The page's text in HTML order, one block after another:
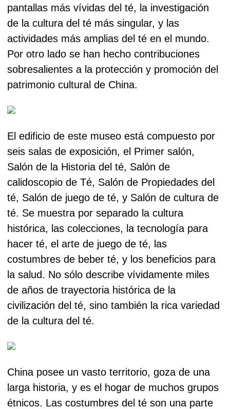
pantallas más vívidas del té, la investigación
de la cultura del té más singular, y las
actividades más amplias del té en el mundo.
Por otro lado se han hecho contribuciones
sobresalientes a la protección y promoción del
patrimonio cultural de China.
El edificio de este museo está compuesto por
seis salas de exposición, el Primer salón,
Salón de la Historia del té, Salón de
calidoscopio de Té, Salón de Propiedades del
té, Salón de juego de té, y Salón de cultura de
té. Se muestra por separado la cultura
histórica, las colecciones, la tecnología para
hacer té, el arte de juego de té, las
costumbres de beber té, y los beneficios para
la salud. No sólo describe vívidamente miles
de años de trayectoria histórica de la
civilización del té, sino también la rica variedad
de la cultura del té.
China posee un vasto territorio, goza de una
larga historia, y es el hogar de muchos grupos
étnicos. Las costumbres del té son una parte